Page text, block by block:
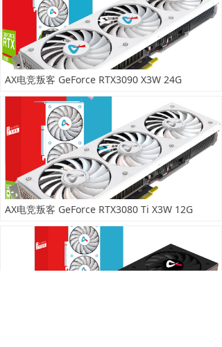
AX电竞叛客 GeForce RTX3090 X3W 24G
AX电竞叛客 GeForce RTX3080 Ti X3W 12G